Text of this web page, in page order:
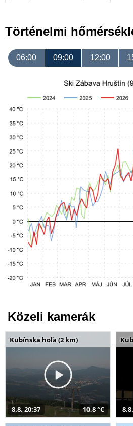
Történelmi
06:00 09:00 12:00
Közeli kamerák
Kubínska hoľa (2 km)
8.8. 20:37 10,8 °C